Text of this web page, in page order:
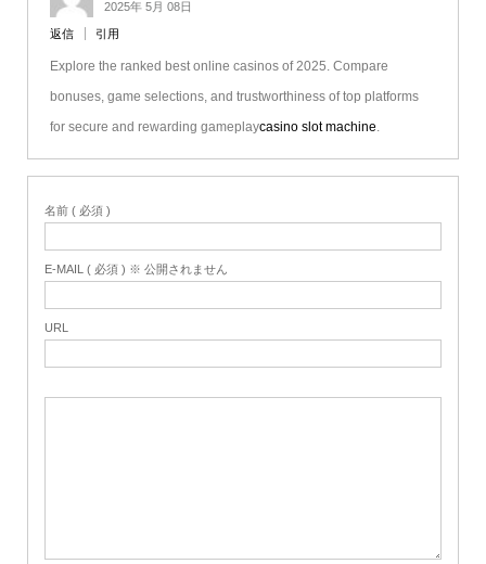
2025年 5月 08日
返信 引用
Explore the ranked best online casinos of 2025. Compare
bonuses, game selections, and trustworthiness of top platforms
for secure and rewarding gameplaycasino slot machine.
名前 ( 必須 )
E-MAIL ( 必須 ) ※ 公開されません
URL